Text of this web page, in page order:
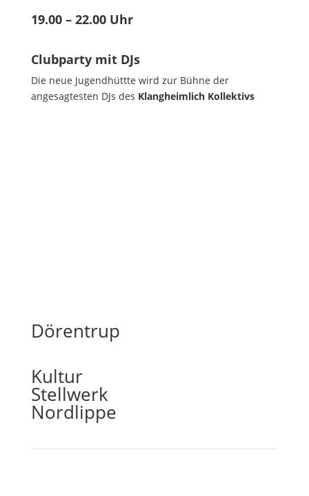
19.00 – 22.00 Uhr
Clubparty mit DJs
Die neue Jugendhüttte wird zur Bühne der
angesagtesten DJs des Klangheimlich Kollektivs
Dörentrup
Kultur
Stellwerk
Nordlippe